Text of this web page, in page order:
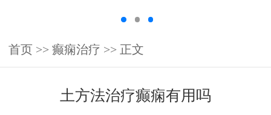
首页 >> 癫痫治疗 >> 正文
土方法治疗癫痫有用吗